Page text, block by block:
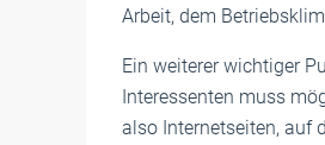
Arbeit, dem
Ein weiterer wichtiger
Interessenten muss
also Internetseiten, auf